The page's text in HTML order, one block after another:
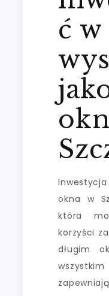
ć w
okna w
która
korzyści
długim